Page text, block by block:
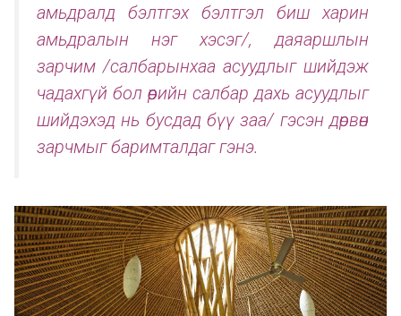
амьдралд бэлтгэх бэлтгэл биш харин
амьдралын нэг хэсэг/, даяаршлын
зарчим /салбарынхаа асуудлыг шийдэж
чадахгүй бол өөрийн салбар дахь асуудлыг
шийдэхэд нь бусдад бүү заа/ гэсэн дөрвөн
зарчмыг баримталдаг гэнэ.